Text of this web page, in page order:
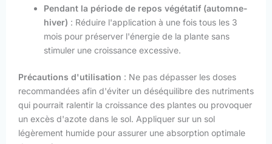
Pendant la période de repos végétatif (automne-
hiver) : Réduire l'application à une fois tous les 3
mois pour préserver l'énergie de la plante sans
stimuler une croissance excessive.
Précautions d'utilisation : Ne pas dépasser les doses
recommandées afin d'éviter un déséquilibre des nutriments
qui pourrait ralentir la croissance des plantes ou provoquer
un excès d'azote dans le sol. Appliquer sur un sol
légèrement humide pour assurer une absorption optimale